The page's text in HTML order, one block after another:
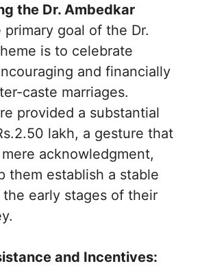
the Dr. Ambedkar
primary goal of the Dr.
is to celebrate
and financially
caste marriages.
provided a substantial
lakh, a gesture that
acknowledgment,
them establish a stable
early stages of their
and Incentives: